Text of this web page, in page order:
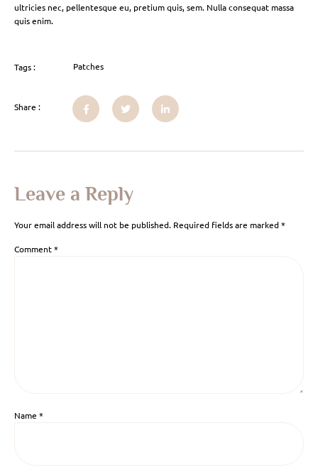
ultricies nec, pellentesque eu, pretium quis, sem. Nulla consequat massa
quis enim.
Tags : Patches
Share :
Leave a Reply
Your email address will not be published. Required fields are marked*
Comment*
Name *